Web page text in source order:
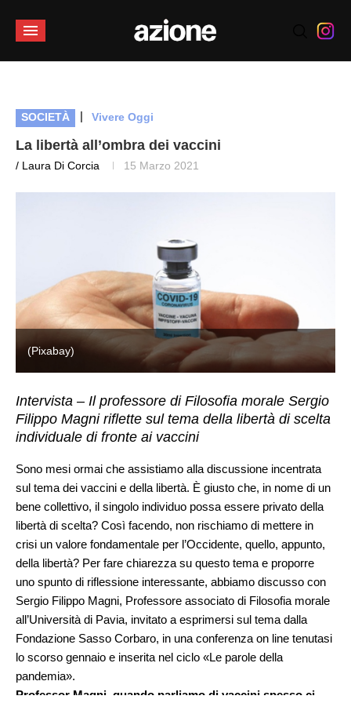
SOCIETÀ | Vivere Oggi
La libertà all’ombra dei vaccini
/ Laura Di Corcia 15 Marzo 2021
(Pixabay)
Intervista – Il professore di Filosofia morale Sergio
Filippo Magni riflette sul tema della libertà di scelta
individuale di fronte ai vaccini
Sono mesi ormai che assistiamo alla discussione incentrata
sul tema dei vaccini e della libertà. È giusto che, in nome di un
bene collettivo, il singolo individuo possa essere privato della
libertà di scelta? Così facendo, non rischiamo di mettere in
crisi un valore fondamentale per l’Occidente, quello, appunto,
della libertà? Per fare chiarezza su questo tema e proporre
uno spunto di riflessione interessante, abbiamo discusso con
Sergio Filippo Magni, Professore associato di Filosofia morale
all’Università di Pavia, invitato a esprimersi sul tema dalla
Fondazione Sasso Corbaro, in una conferenza on line tenutasi
lo scorso gennaio e inserita nel ciclo «Le parole della
pandemia».
Professor Magni, quando parliamo di vaccini spesso ci